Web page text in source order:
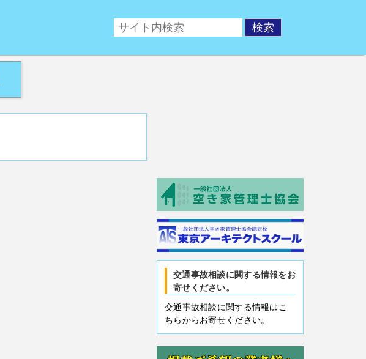
被害者相談窓口・活用ポータルサイト。交通事故後の相談や、交通事故対策対策
交通事故相談に関する情報をお
寄せください。
交通事故相談に関する情報はこ
ちらからお寄せください。